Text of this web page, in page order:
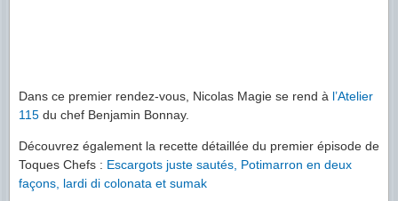
Dans ce premier rendez-vous, Nicolas Magie se rend à l’Atelier
115 du chef Benjamin Bonnay.
Découvrez également la recette détaillée du premier épisode de
Toques Chefs : Escargots juste sautés, Potimarron en deux
façons, lardi di colonata et sumak